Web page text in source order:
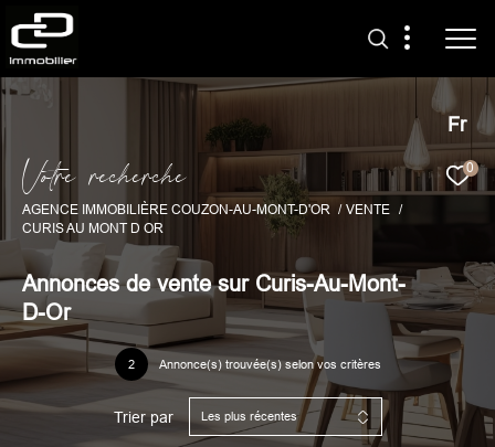
Fr
0
Votre recherche
AGENCE IMMOBILIÈRE COUZON-AU-MONT-D'OR
VENTE
CURIS AU MONT D OR
Annonces de vente sur Curis-Au-Mont-
D-Or
2 Annonce(s) trouvée(s) selon vos critères
Trier par Les plus récentes